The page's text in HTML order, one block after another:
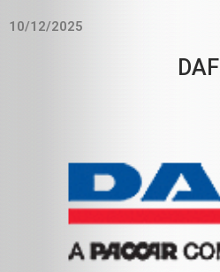
10/12/2025
DAF